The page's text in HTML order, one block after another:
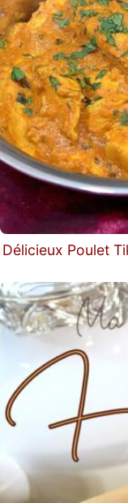
Délicieux Poulet